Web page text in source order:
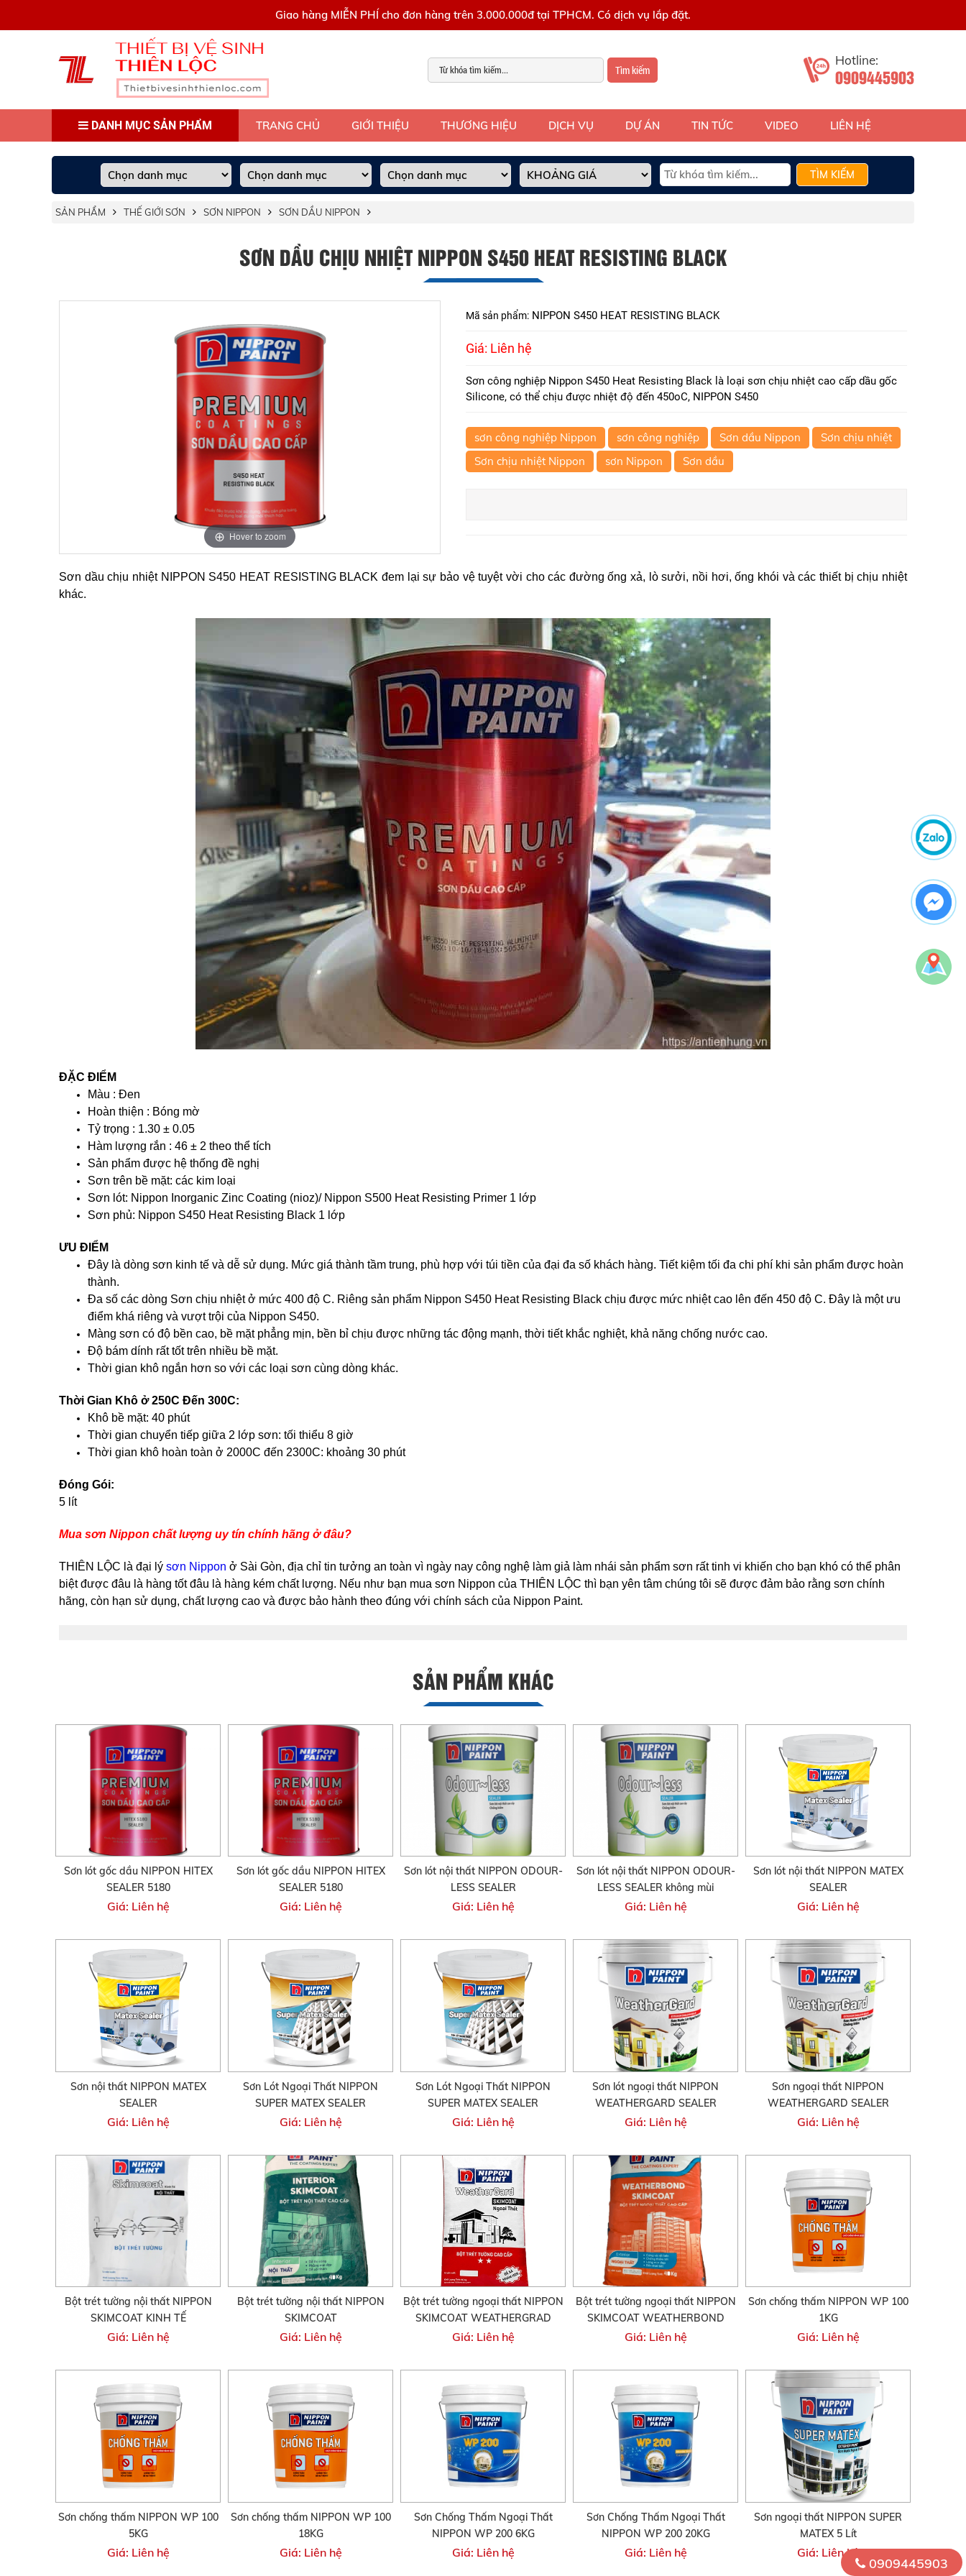
Giao hàng MIỄN PHÍ cho đơn hàng trên 3.000.000đ tại TPHCM. Có dịch vụ lắp đặt.
Tìm kiếm
Hotline:
0909445903
DANH MỤC SẢN PHẨM TRANG CHỦ GIỚI THIỆU THƯƠNG HIỆU DỊCH VỤ DỰ ÁN TIN TỨC VIDEO LIÊN HỆ
TÌM KIẾM
SẢN PHẨM THẾ GIỚI SƠN SƠN NIPPON SƠN DẦU NIPPON
SƠN DẦU CHỊU NHIỆT NIPPON S450 HEAT RESISTING BLACK
Hover to zoom
Mã sản phẩm: NIPPON S450 HEAT RESISTING BLACK
Giá: Liên hệ
Sơn công nghiệp Nippon S450 Heat Resisting Black là loại sơn chịu nhiệt cao cấp dầu gốc
Silicone, có thể chịu được nhiệt độ đến 450oC, NIPPON S450
sơn công nghiệp Nippon sơn công nghiệp Sơn dầu Nippon
Sơn chịu nhiệt
Sơn chịu nhiệt Nippon
sơn Nippon Sơn dầu
Sơn dầu chịu nhiệt NIPPON S450 HEAT RESISTING BLACK đem lại sự bảo vệ tuyệt vời cho các đường ống xả, lò sưởi, nồi hơi, ống khói và các thiết bị chịu nhiệt
khác.
ĐẶC ĐIỂM
Màu : Đen
Hoàn thiện : Bóng mờ
Tỷ trọng : 1.30 ± 0.05
Hàm lượng rắn : 46 ± 2 theo thể tích
Sản phẩm được hệ thống đề nghị
Sơn trên bề mặt: các kim loại
Sơn lót: Nippon Inorganic Zinc Coating (nioz)/ Nippon S500 Heat Resisting Primer 1 lớp
Sơn phủ: Nippon S450 Heat Resisting Black 1 lớp
ƯU ĐIỂM
Đây là dòng sơn kinh tế và dễ sử dụng. Mức giá thành tầm trung, phù hợp với túi tiền của đại đa số khách hàng. Tiết kiệm tối đa chi phí khi sản phẩm được hoàn
thành.
Đa số các dòng Sơn chịu nhiệt ở mức 400 độ C. Riêng sản phẩm Nippon S450 Heat Resisting Black chịu được mức nhiệt cao lên đến 450 độ C. Đây là một ưu
điểm khá riêng và vượt trội của Nippon S450.
Màng sơn có độ bền cao, bề mặt phẳng mịn, bền bỉ chịu được những tác động mạnh, thời tiết khắc nghiệt, khả năng chống nước cao.
Độ bám dính rất tốt trên nhiều bề mặt.
Thời gian khô ngắn hơn so với các loại sơn cùng dòng khác.
Thời Gian Khô ở 250C Đến 300C:
Khô bề mặt: 40 phút
Thời gian chuyển tiếp giữa 2 lớp sơn: tối thiểu 8 giờ
Thời gian khô hoàn toàn ở 2000C đến 2300C: khoảng 30 phút
Đóng Gói:
5 lít
Mua sơn Nippon chất lượng uy tín chính hãng ở đâu?
THIÊN LỘC là đại lý sơn Nippon ở Sài Gòn, địa chỉ tin tưởng an toàn vì ngày nay công nghệ làm giả làm nhái sản phẩm sơn rất tinh vi khiến cho bạn khó có thể phân
biệt được đâu là hàng tốt đâu là hàng kém chất lượng. Nếu như bạn mua sơn Nippon của THIÊN LỘC thì bạn yên tâm chúng tôi sẽ được đảm bảo rằng sơn chính
hãng, còn hạn sử dụng, chất lượng cao và được bảo hành theo đúng với chính sách của Nippon Paint.
SẢN PHẨM KHÁC
Sơn lót gốc dầu NIPPON HITEX
SEALER 5180
Giá: Liên hệ
Sơn lót gốc dầu NIPPON HITEX
SEALER 5180
Giá: Liên hệ
Sơn lót nội thất NIPPON ODOUR-
LESS SEALER
Giá: Liên hệ
Sơn lót nội thất NIPPON ODOUR-
LESS SEALER không mùi
Giá: Liên hệ
Sơn lót nội thất NIPPON MATEX
SEALER
Giá: Liên hệ
Sơn nội thất NIPPON MATEX
SEALER
Giá: Liên hệ
Sơn Lót Ngoại Thất NIPPON
SUPER MATEX SEALER
Giá: Liên hệ
Sơn Lót Ngoại Thất NIPPON
SUPER MATEX SEALER
Giá: Liên hệ
Sơn lót ngoại thất NIPPON
WEATHERGARD SEALER
Giá: Liên hệ
Sơn ngoại thất NIPPON
WEATHERGARD SEALER
Giá: Liên hệ
Bột trét tường nội thất NIPPON
SKIMCOAT KINH TẾ
Giá: Liên hệ
Bột trét tường nội thất NIPPON
SKIMCOAT
Giá: Liên hệ
Bột trét tường ngoại thất NIPPON
SKIMCOAT WEATHERGRAD
Giá: Liên hệ
Bột trét tường ngoại thất NIPPON
SKIMCOAT WEATHERBOND
Giá: Liên hệ
Sơn chống thấm NIPPON WP 100
1KG
Giá: Liên hệ
Sơn chống thấm NIPPON WP 100
5KG
Giá: Liên hệ
Sơn chống thấm NIPPON WP 100
18KG
Giá: Liên hệ
Sơn Chống Thấm Ngoại Thất
NIPPON WP 200 6KG
Giá: Liên hệ
Sơn Chống Thấm Ngoại Thất
NIPPON WP 200 20KG
Giá: Liên hệ
Sơn ngoại thất NIPPON SUPER
MATEX 5 Lít
Giá: Liên hệ
0909445903